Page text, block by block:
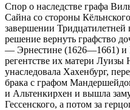
Спор о наследстве графа
Сайна со стороны
завершении
решение вернуть графство
— Эрнестине (1626—1661) и
регентстве их матери
унаследовала Хахенбург,
брака с графом
и Альтенкирхен и вышла
Гессенского, а потом за